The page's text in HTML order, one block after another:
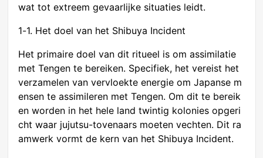
wat tot extreem gevaarlijke situaties leidt.
1-1. Het doel van het Shibuya Incident
Het primaire doel van dit ritueel is om assimilatie
met Tengen te bereiken. Specifiek, het vereist het
verzamelen van vervloekte energie om Japanse m
ensen te assimileren met Tengen. Om dit te bereik
en worden in het hele land twintig kolonies opgeri
cht waar jujutsu-tovenaars moeten vechten. Dit ra
amwerk vormt de kern van het Shibuya Incident.